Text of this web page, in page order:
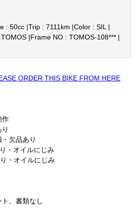
: 50cc |Trip : 7111km |Color : SIL |
|Frame NO : TOMOS-108*** |
ORDER THIS BIKE FROM HERE
作
欠品あり
・オイルにじみ
・オイルにじみ
、書類なし